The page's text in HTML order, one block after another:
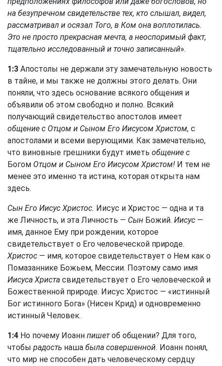
на безупречном свидетельстве тех, кто слышал, видел,
рассматривал и осязал Того, в Ком она воплотилась.
Это не просто прекрасная мечта, а неоспоримый факт,
тщательно исследованный и точно записанный».
1:3 Апостолы не держали эту замечательную новость
в тайне, и мы также не должны этого делать. Они
поняли, что здесь основание всякого общения и
объявили об этом свободно и полно. Всякий
получающий свидетельство апостолов имеет
общение с Отцом и Сыном Его Иисусом Христом, с
апостолами и всеми верующими. Как замечательно,
что виновные грешники будут иметь общение с
Богом Отцом и Сыном Его Иисусом Христом! И тем не
менее это именно та истина, которая открыта нам
здесь.
Сын Его Иисус Христос. Иисус и Христос — одна и та
же Личность, и эта Личность — Сын Божий. Иисус —
имя, данное Ему при рождении, которое
свидетельствует о Его человеческой природе.
Христос — имя, которое свидетельствует о Нем как о
Помазаннике Божьем, Мессии. Поэтому само имя
Иисуса Христа свидетельствует о Его человеческой и
Божественной природе. Иисус Христос — «истинный
Бог истинного Бога» (Нисен Крид) и одновременно
истинный Человек.
1:4 Но почему Иоанн пишетоб общении? Для того,
чтобы радость наша была совершенной. Иоанн понял,
что мир не способен дать человеческому сердцу